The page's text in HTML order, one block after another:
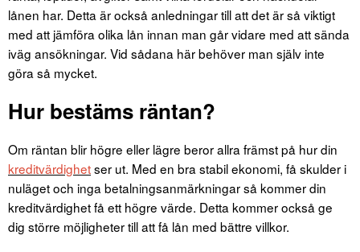
lånen har. Detta är också anledningar till att det är så viktigt
med att jämföra olika lån innan man går vidare med att sända
iväg ansökningar. Vid sådana här behöver man själv inte
göra så mycket.
Hur bestäms räntan?
Om räntan blir högre eller lägre beror allra främst på hur din
kreditvärdighetser ut. Med en bra stabil ekonomi, få skulder i
nuläget och inga betalningsanmärkningar så kommer din
kreditvärdighet få ett högre värde. Detta kommer också ge
dig större möjligheter till att få lån med bättre villkor.